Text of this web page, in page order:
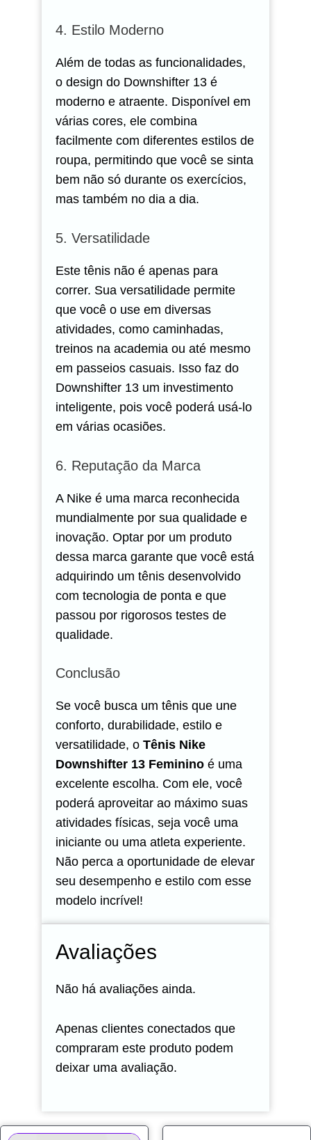
4. Estilo Moderno
Além de todas as funcionalidades,
o design do Downshifter 13 é
moderno e atraente. Disponível em
várias cores, ele combina
facilmente com diferentes estilos de
roupa, permitindo que você se sinta
bem não só durante os exercícios,
mas também no dia a dia.
5. Versatilidade
Este tênis não é apenas para
correr. Sua versatilidade permite
que você o use em diversas
atividades, como caminhadas,
treinos na academia ou até mesmo
em passeios casuais. Isso faz do
Downshifter 13 um investimento
inteligente, pois você poderá usá-lo
em várias ocasiões.
6. Reputação da Marca
A Nike é uma marca reconhecida
mundialmente por sua qualidade e
inovação. Optar por um produto
dessa marca garante que você está
adquirindo um tênis desenvolvido
com tecnologia de ponta e que
passou por rigorosos testes de
qualidade.
Conclusão
Se você busca um tênis que une
conforto, durabilidade, estilo e
versatilidade, oTênis Nike
Downshifter 13 Feminino é uma
excelente escolha. Com ele, você
poderá aproveitar ao máximo suas
atividades físicas, seja você uma
iniciante ou uma atleta experiente.
Não perca a oportunidade de elevar
seu desempenho e estilo com esse
modelo incrível!
Avaliações
Não há avaliações ainda.
Apenas clientes conectados que
compraram este produto podem
deixar uma avaliação.